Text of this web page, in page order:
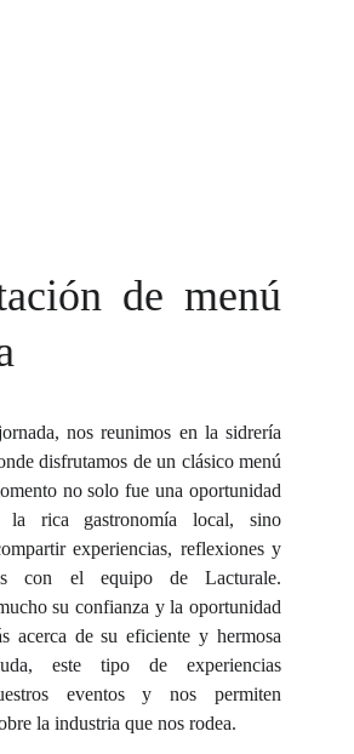
de menú
nos reunimos en la sidrería
disfrutamos de un clásico menú
no solo fue una oportunidad
la rica gastronomía local, sino
experiencias, reflexiones y
con el equipo de Lacturale.
su confianza y la oportunidad
acerca de su eficiente y hermosa
este tipo de experiencias
eventos y nos permiten
la industria que nos rodea.